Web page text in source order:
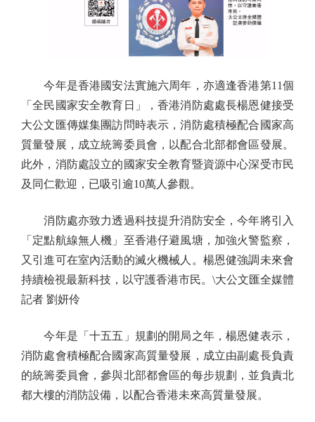
今年是香港國安法實施六周年，亦適逢香港第11個
「全民國家安全教育日」，香港消防處處長楊恩健接受
大公文匯傳媒集團訪問時表示，消防處積極配合國家高
質量發展，成立統籌委員會，以配合北部都會區發展。
此外，消防處設立的國家安全教育暨資源中心深受市民
及同仁歡迎，已吸引逾10萬人參觀。
消防處亦致力透過科技提升消防安全，今年將引入
「定點航線無人機」至香港仔避風塘，加強火警監察，
又引進可在室內活動的滅火機械人。楊恩健強調未來會
持續檢視最新科技，以守護香港市民。\大公文匯全媒體
記者 劉妍伶
今年是「十五五」規劃的開局之年，楊恩健表示，
消防處會積極配合國家高質量發展，成立由副處長負責
的統籌委員會，參與北部都會區的每步規劃，並負責北
都大樓的消防設備，以配合香港未來高質量發展。